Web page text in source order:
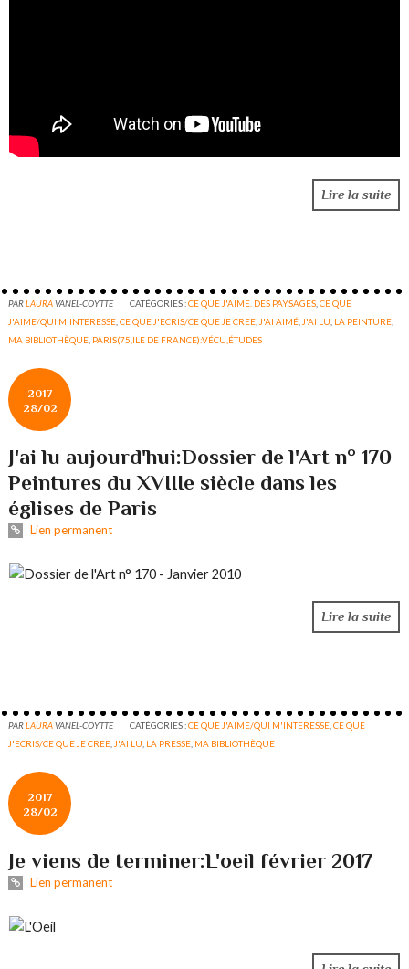
Lire la suite
PARLAURAVANEL-COYTTE CATÉGORIES :CE QUE J'AIME. DES PAYSAGES,CE QUE
J'AIME/QUI M'INTERESSE,CE QUE J'ECRIS/CE QUE JE CREE,J'AI AIMÉ,J'AI LU, LA PEINTURE,
MA BIBLIOTHÈQUE, PARIS(75,ILE DE FRANCE):VÉCU,ÉTUDES
2017
28/02
J'ai lu aujourd'hui:Dossier de l'Art n° 170
Peintures du XVIIIe siècle dans les
églises de Paris
Lien permanent
Lire la suite
PARLAURAVANEL-COYTTE CATÉGORIES :CE QUE J'AIME/QUI M'INTERESSE ,CE QUE
J'ECRIS/CE QUE JE CREE J'AI LU LA PRESSE MA BIBLIOTHÈQUE
2017
28/02
Je viens de terminer:L'oeil février 2017
Lien permanent